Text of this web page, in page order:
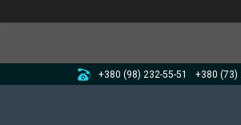
+380 (98) 232-55-51 +380 (73)